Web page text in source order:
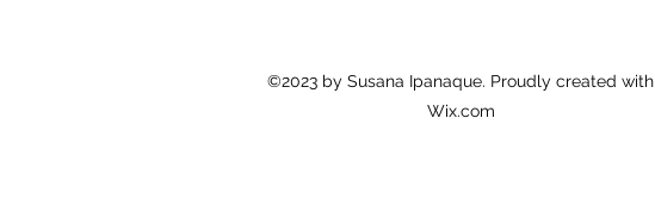
©2023 by Susana Ipanaque. Proudly created with
Wix.com